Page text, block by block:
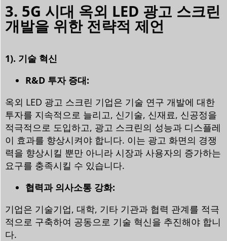
3. 5G 시대 옥외 LED 광고 스크린
개발을 위한 전략적 제언
1). 기술 혁신
R&D 투자 증대:
옥외 LED 광고 스크린 기업은 기술 연구 개발에 대한
투자를 지속적으로 늘리고, 신기술, 신재료, 신공정을
적극적으로 도입하고, 광고 스크린의 성능과 디스플레
이 효과를 향상시켜야 합니다. 이는 광고 화면의 경쟁
력을 향상시킬 뿐만 아니라 시장과 사용자의 증가하는
요구를 충족시킬 수 있습니다.
협력과 의사소통 강화:
기업은 기술기업, 대학, 기타 기관과 협력 관계를 적극
적으로 구축하여 공동으로 기술 혁신을 추진해야 합니
다.